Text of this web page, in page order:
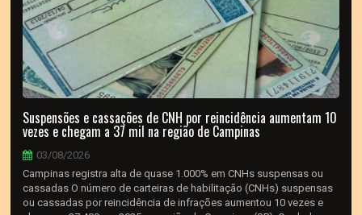
Suspensões e cassações de CNH por reincidência aumentam 10
vezes e chegam a 37 mil na região de Campinas
03/08/2026
Campinas registra alta de quase 1.000% em CNHs suspensas ou
cassadas O número de carteiras de habilitação (CNHs) suspensas
ou cassadas por reincidência de infrações aumentou 10 vezes e